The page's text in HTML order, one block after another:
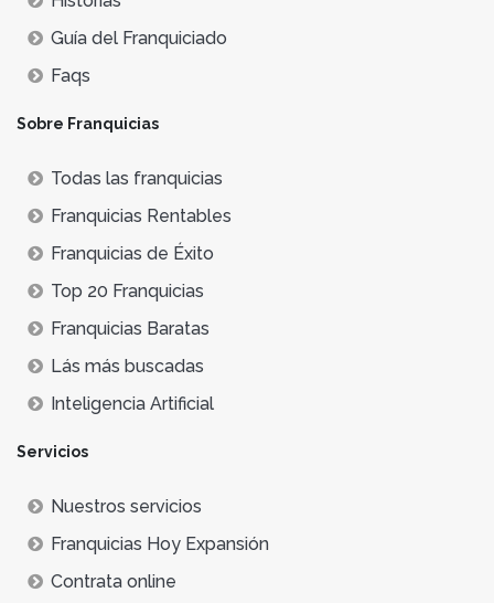
Guía del Franquiciado
Faqs
Sobre Franquicias
Todas las franquicias
Franquicias Rentables
Franquicias de Éxito
Top 20 Franquicias
Franquicias Baratas
Lás más buscadas
Inteligencia Artificial
Servicios
Nuestros servicios
Franquicias Hoy Expansión
Contrata online